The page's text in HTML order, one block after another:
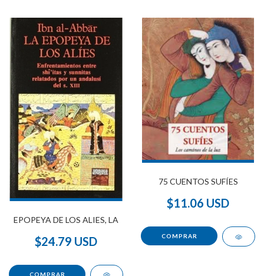
EPOPEYA DE LOS ALIES, LA
$24.79 USD
75 CUENTOS SUFÍES
$11.06 USD